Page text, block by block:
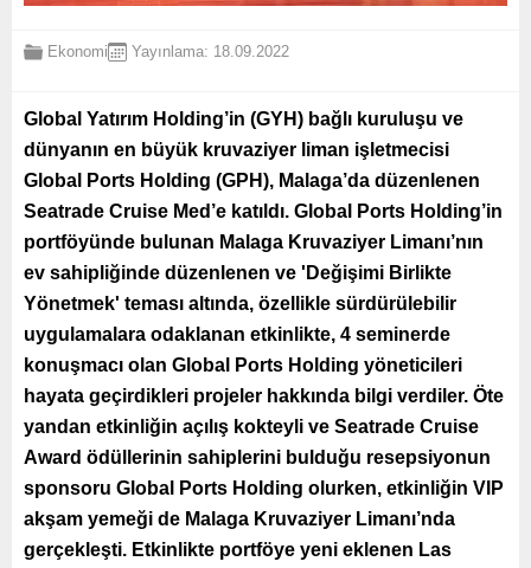
Ekonomi Yayınlama: 18.09.2022
Global Yatırım Holding’in (GYH) bağlı kuruluşu ve
dünyanın en büyük kruvaziyer liman işletmecisi
Global Ports Holding (GPH), Malaga’da düzenlenen
Seatrade Cruise Med’e katıldı. Global Ports Holding’in
portföyünde bulunan Malaga Kruvaziyer Limanı’nın
ev sahipliğinde düzenlenen ve 'Değişimi Birlikte
Yönetmek' teması altında, özellikle sürdürülebilir
uygulamalara odaklanan etkinlikte, 4 seminerde
konuşmacı olan Global Ports Holding yöneticileri
hayata geçirdikleri projeler hakkında bilgi verdiler. Öte
yandan etkinliğin açılış kokteyli ve Seatrade Cruise
Award ödüllerinin sahiplerini bulduğu resepsiyonun
sponsoru Global Ports Holding olurken, etkinliğin VIP
akşam yemeği de Malaga Kruvaziyer Limanı’nda
gerçekleşti. Etkinlikte portföye yeni eklenen Las